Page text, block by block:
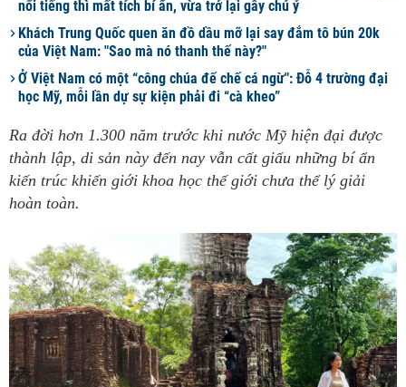
nổi tiếng thì mất tích bí ẩn, vừa trở lại gây chú ý
Khách Trung Quốc quen ăn đồ dầu mỡ lại say đắm tô bún 20k
của Việt Nam: "Sao mà nó thanh thế này?"
Ở Việt Nam có một “công chúa đế chế cá ngừ": Đỗ 4 trường đại
học Mỹ, mỗi lần dự sự kiện phải đi “cà kheo”
Ra đời hơn 1.300 năm trước khi nước Mỹ hiện đại được
thành lập, di sản này đến nay vẫn cất giấu những bí ẩn
kiến trúc khiến giới khoa học thế giới chưa thể lý giải
hoàn toàn.